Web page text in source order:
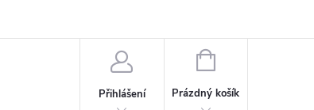
Přihlášení
NÁKUPNÍ
Prázdný košík